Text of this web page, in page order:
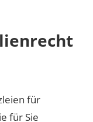
für
für Sie